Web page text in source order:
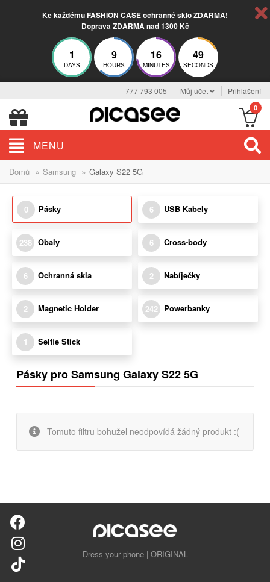
Ke každému FASHION CASE ochranné sklo ZDARMA!
Doprava ZDARMA nad 1300 Kč
1
DAYS
9
HOURS
16
MINUTES
49
SECONDS
777 793 005 Můj účet Přihlášení
0
MENU
Domů » Samsung » Galaxy S22 5G
0 Pásky 6 USB Kabely
238 Obaly 6 Cross-body
6 Ochranná skla 2 Nabíječky
2 Magnetic Holder 242 Powerbanky
1 Selfie Stick
Pásky pro Samsung Galaxy S22 5G
Tomuto filtru bohužel neodpovídá žádný produkt :(
Dress your phone | ORIGINAL